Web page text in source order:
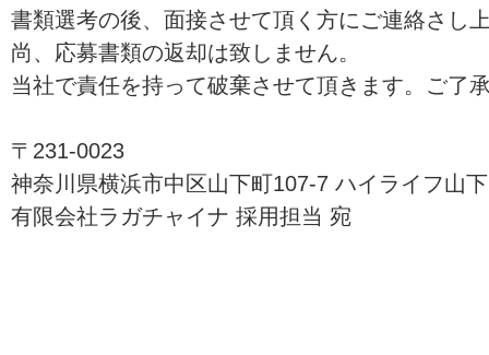
書類選考の後、面接させて頂く方にご連絡さし
尚、応募書類の返却は致しません。
当社で責任を持って破棄させて頂きます。ご了
〒231-0023
神奈川県横浜市中区山下町107-7 ハイライフ山
有限会社ラガチャイナ 採用担当 宛